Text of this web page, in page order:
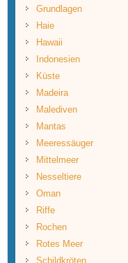
Grundlagen
Haie
Hawaii
Indonesien
Küste
Madeira
Malediven
Mantas
Meeressäuger
Mittelmeer
Nesseltiere
Oman
Riffe
Rochen
Rotes Meer
Schildkröten